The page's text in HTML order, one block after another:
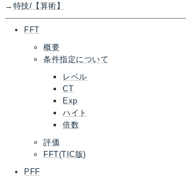
→ 特技/【算術】
FFT
概要
条件指定について
レベル
CT
Exp
ハイト
倍数
評価
FFT(TIC版)
PFF